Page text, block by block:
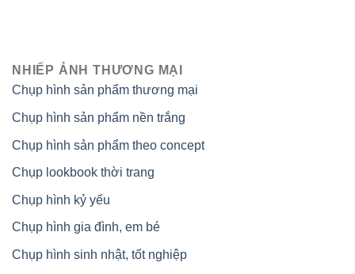
NHIẾP ẢNH THƯƠNG MẠI
Chụp hình sản phẩm thương mại
Chụp hình sản phẩm nền trắng
Chụp hình sản phẩm theo concept
Chụp lookbook thời trang
Chụp hình kỷ yếu
Chụp hình gia đình, em bé
Chụp hình sinh nhật, tốt nghiệp